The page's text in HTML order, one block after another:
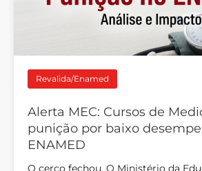
Revalida/Enamed
Alerta MEC: Cursos de
punição por baixo
ENAMED
O cerco fechou. O Ministério da